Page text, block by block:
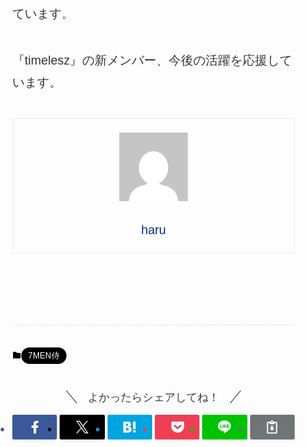
ています。
『timelesz』の新メンバー、今後の活躍を応援して
います。
haru
7MEN侍
よかったらシェアしてね！